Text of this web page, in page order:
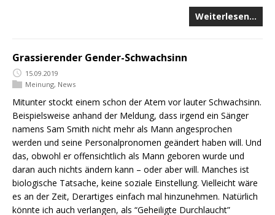
Weiterlesen…
Grassierender Gender-Schwachsinn
15.09.2019
Meinung, News
Mitunter stockt einem schon der Atem vor lauter Schwachsinn.
Beispielsweise anhand der Meldung, dass irgend ein Sänger
namens Sam Smith nicht mehr als Mann angesprochen
werden und seine Personalpronomen geändert haben will. Und
das, obwohl er offensichtlich als Mann geboren wurde und
daran auch nichts ändern kann – oder aber will. Manches ist
biologische Tatsache, keine soziale Einstellung. Vielleicht wäre
es an der Zeit, Derartiges einfach mal hinzunehmen. Natürlich
könnte ich auch verlangen, als “Geheiligte Durchlaucht”